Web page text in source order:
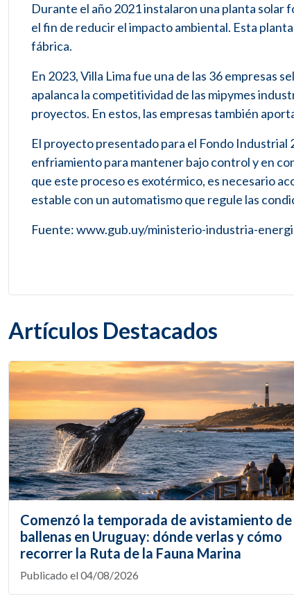
Durante el año 2021 instalaron una planta
el fin de reducir el impacto ambiental. Esta
fábrica.
En 2023, Villa Lima fue una de las 36 empresas
apalanca la competitividad de las mipymes
proyectos. En estos, las empresas también
El proyecto presentado para el Fondo Industrial
enfriamiento para mantener bajo control y en
que este proceso es exotérmico, es necesario
estable con un automatismo que regule las
Fuente: www.gub.uy/ministerio-industria-
Artículos Destacados
Comenzó la temporada de avistamiento de
ballenas en Uruguay: dónde verlas y cómo
recorrer la Ruta de la Fauna Marina
Publicado el 04/08/2026